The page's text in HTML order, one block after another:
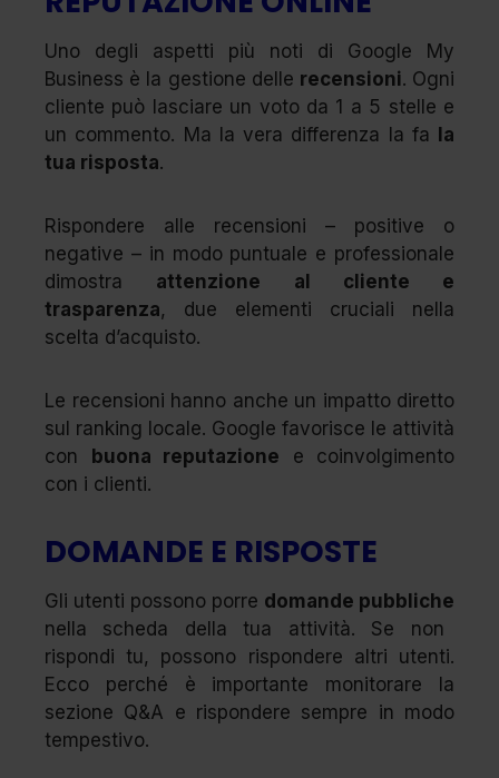
Uno degli aspetti più noti di Google My
Business è la gestione delle recensioni. Ogni
cliente può lasciare un voto da 1 a 5 stelle e
un commento. Ma la vera differenza la fa la
tua risposta.
Rispondere alle recensioni – positive o
negative – in modo puntuale e professionale
dimostra attenzione al cliente e
trasparenza, due elementi cruciali nella
scelta d’acquisto.
Le recensioni hanno anche un impatto diretto
sul ranking locale. Google favorisce le attività
con buona reputazione e coinvolgimento
con i clienti.
DOMANDE E RISPOSTE
Gli utenti possono porre domande pubbliche
nella scheda della tua attività. Se non
rispondi tu, possono rispondere altri utenti.
Ecco perché è importante monitorare la
sezione Q&A e rispondere sempre in modo
tempestivo.